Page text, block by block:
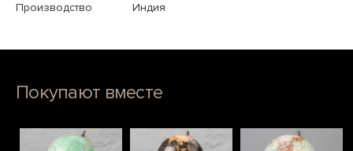
Производство
Индия
Покупают вместе